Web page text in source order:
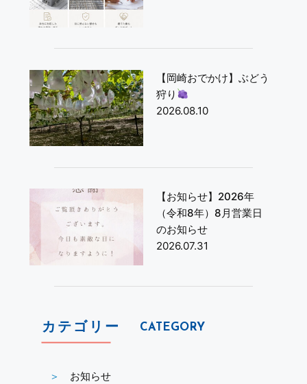
【岡崎おでかけ】ぶどう
狩り
2026.08.10
【お知らせ】2026年
（令和8年）8月営業日
のお知らせ
2026.07.31
カテゴリー CATEGORY
お知らせ